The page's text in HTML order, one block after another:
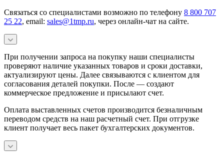
Связаться со специалистами возможно по телефону 8 800 707
25 22, email: sales@1tmp.ru, через онлайн-чат на сайте.
При получении запроса на покупку наши специалисты
проверяют наличие указанных товаров и сроки доставки,
актуализируют цены. Далее связываются с клиентом для
согласования деталей покупки. После — создают
коммерческое предложение и присылают счет.
Оплата выставленных счетов производится безналичным
переводом средств на наш расчетный счет. При отгрузке
клиент получает весь пакет бухгалтерских документов.